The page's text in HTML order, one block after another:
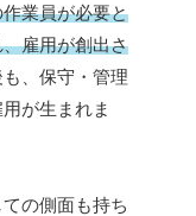
業員が必要と
雇用が創出さ
、保守・管理
が生まれま
の側面も持ち